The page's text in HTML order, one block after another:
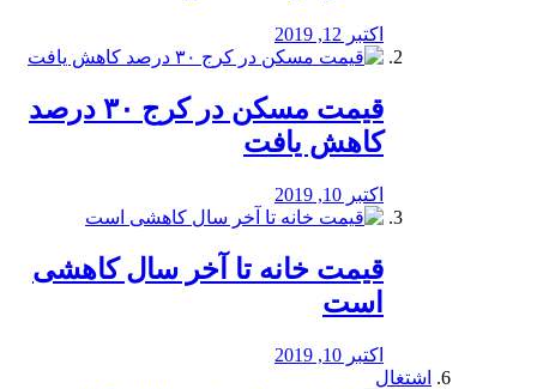
اکتبر 12, 2019
️قیمت مسکن در کرج ۳۰ درصد
کاهش یافت
اکتبر 10, 2019
قیمت خانه تا آخر سال کاهشی
است
اکتبر 10, 2019
اشتغال